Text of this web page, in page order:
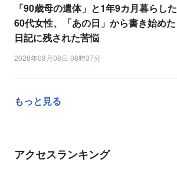
「90歳母の遺体」と1年9カ月暮らした
60代女性、「あの日」から書き始めた
日記に残された苦悩
2026年08月08日 08時37分
もっと見る
アクセスランキング